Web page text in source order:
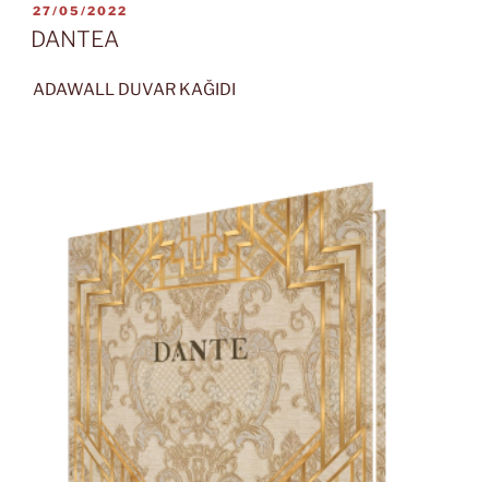
YAYIM
TARIHI
27/05/2022
DANTEA
ADAWALL DUVAR KAĞIDI